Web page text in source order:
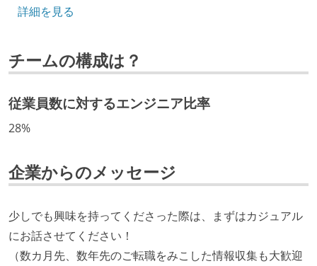
経営トップがエンジニア出身、または現役のエンジニ
労働環境の自由度
フレックスタイム制または裁量労働制を採用している
待遇・福利厚生
イが支給される
職業安定法に対応する記載事項
受動喫煙防止措置：屋内禁煙（屋内に喫煙可能室設
置）
詳細を見る
チームの構成は？
従業員数に対するエンジニア比率
28%
企業からのメッセージ
少しでも興味を持ってくださった際は、まずはカジュアル
にお話させてください！
（数カ月先、数年先のご転職をみこした情報収集も大歓迎